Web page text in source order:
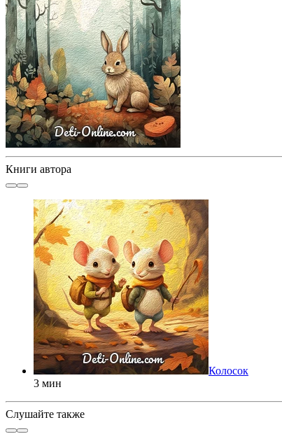
Книги автора
Колосок
3 мин
Слушайте также